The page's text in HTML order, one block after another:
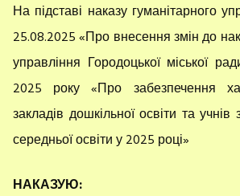
На підставі наказу гуманітарного
25.08.2025 «Про внесення змін до
управління Городоцької міської
2025 року «Про забезпечення
закладів дошкільної освіти та учнів
середньої освіти у 2025 році»
НАКАЗУЮ: